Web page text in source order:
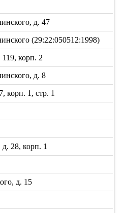
д. 47
(29:22:050512:1998)
корп. 2
д. 8
корп. 1, стр. 1
28, корп. 1
д. 15